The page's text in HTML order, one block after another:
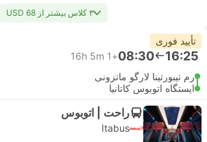
۳ کلاس بیشتر از USD 68
تأیید فوری
16:25
08:30
+1
16h 5m
رم تیبورتینا لارگو ماتزونی
ایستگاه اتوبوس کاتانیا
راحت | اتوبوس
Itabus